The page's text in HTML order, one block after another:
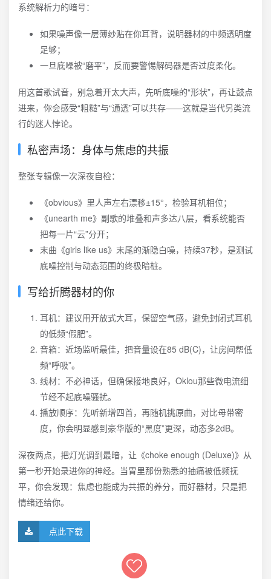
系统解析力的暗号：
如果噪声像一层薄纱贴在你耳背，说明器材的中频透明度
足够；
一旦底噪被“磨平”，反而要警惕解码器是否过度柔化。
用这首歌试音，别急着开太大声，先听底噪的“形状”，再让鼓点
进来，你会感受“粗糙”与“通透”可以共存——这就是当代另类流
行的迷人悖论。
私密声场：身体与焦虑的共振
整张专辑像一次深夜自检：
《obvious》里人声左右漂移±15°，检验耳机相位；
《unearth me》副歌的堆叠和声多达八层，看系统能否
把每一片“云”分开；
末曲《girls like us》末尾的渐隐白噪，持续37秒，是测试
底噪控制与动态范围的终极暗桩。
写给折腾器材的你
耳机：建议用开放式大耳，保留空气感，避免封闭式耳机
的低频“假肥”。
音箱：近场监听最佳，把音量设在85 dB(C)，让房间帮低
频“呼吸”。
线材：不必神话，但确保接地良好，Oklou那些微电流细
节经不起底噪骚扰。
播放顺序：先听新增四首，再随机挑原曲，对比母带密
度，你会明显感到豪华版的“黑度”更深，动态多2dB。
深夜两点，把灯光调到最暗，让《choke enough (Deluxe)》从
第一秒开始录进你的神经。当胃里那份熟悉的抽痛被低频抚
平，你会发现：焦虑也能成为共振的养分，而好器材，只是把
情绪还给你。
点此下载